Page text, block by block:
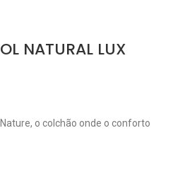
NATURAL LUX
o colchão onde o conforto